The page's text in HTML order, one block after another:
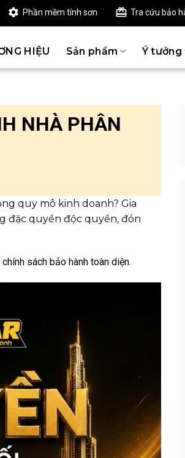
Phần mềm tính sơn Tra cứu bảo
HIỆU Sản phẩm Ý tưởng
NHÀ PHÂN
quy mô kinh doanh? Gia
đặc quyền độc quyền, đón
sách bảo hành toàn diện.